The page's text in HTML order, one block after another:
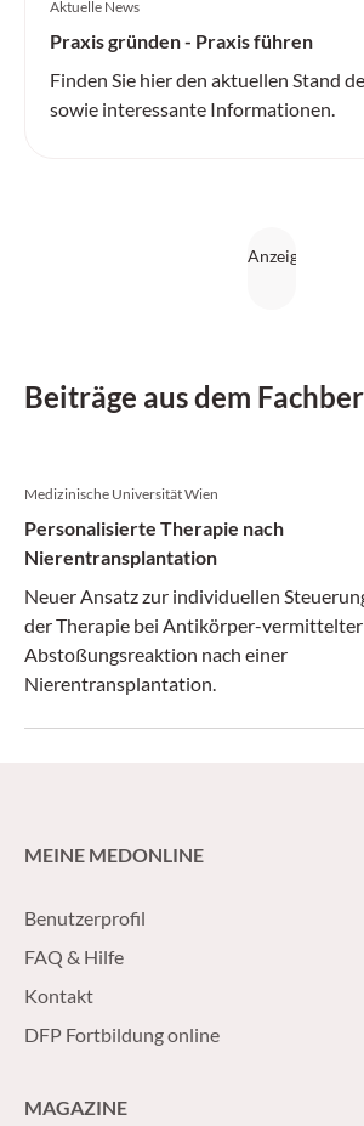
Aktuelle News
Praxis gründen - Praxis führen
Finden Sie hier den aktuellen Stand
sowie interessante Informationen.
Beiträge aus dem
Medizinische Universität Wien
Personalisierte Therapie nach
Nierentransplantation
Neuer Ansatz zur individuellen
der Therapie bei Antikörper-vermittelter
Abstoßungsreaktion nach einer
Nierentransplantation.
MEINE MEDONLINE
Benutzerprofil
FAQ & Hilfe
Kontakt
DFP Fortbildung online
MAGAZINE